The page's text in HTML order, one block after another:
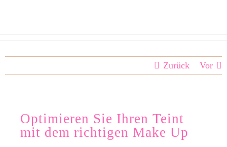
springen
Zurück Vor
Optimieren Sie Ihren Teint
mit dem richtigen Make Up